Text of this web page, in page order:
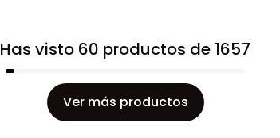
Has visto 60 productos de 1657
Ver más productos